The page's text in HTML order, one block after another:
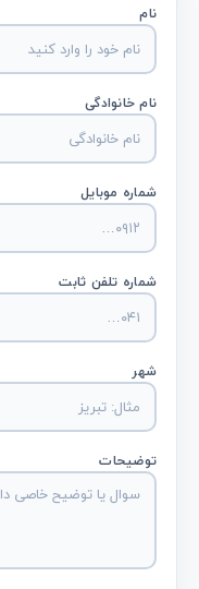
نام
نام خانوادگی
شماره موبایل
شماره تلفن ثابت
شهر
توضیحات